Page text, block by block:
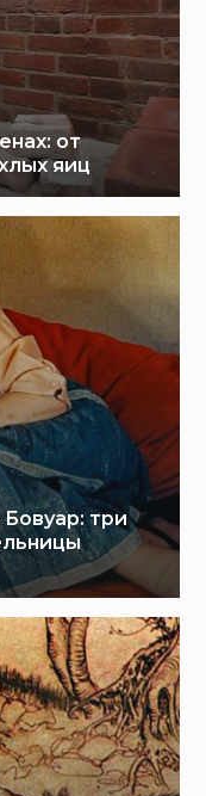
от
яиц
три